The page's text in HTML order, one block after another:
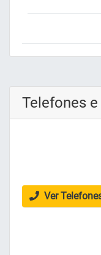
Telefones
Ver